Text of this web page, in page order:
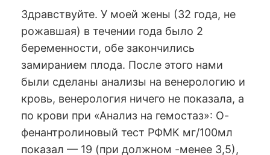
Здравствуйте. У моей жены (32 года, не
рожавшая) в течении года было 2
беременности, обе закончились
замиранием плода. После этого нами
были сделаны анализы на венерологию и
кровь, венерология ничего не показала, а
по крови при «Анализ на гемостаз»: О-
фенантролиновый тест РФМК мг/100мл
показал — 19 (при должном -менее 3,5),